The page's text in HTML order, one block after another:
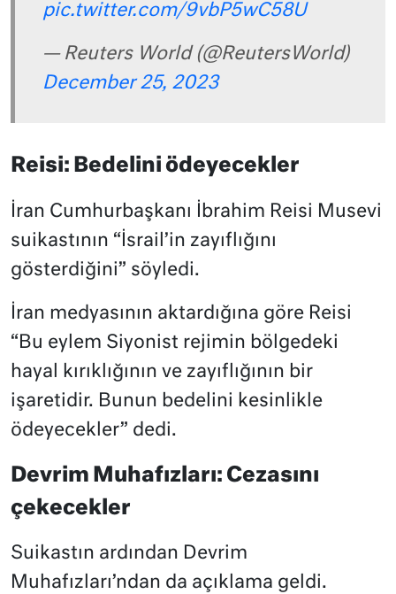
pic.twitter.com/9vbP5wC58U
— Reuters World (@ReutersWorld)
December 25, 2023
Reisi: Bedelini ödeyecekler
İran Cumhurbaşkanı İbrahim Reisi Musevi
suikastının “İsrail’in zayıflığını
gösterdiğini” söyledi.
İran medyasının aktardığına göre Reisi
“Bu eylem Siyonist rejimin bölgedeki
hayal kırıklığının ve zayıflığının bir
işaretidir. Bunun bedelini kesinlikle
ödeyecekler” dedi.
Devrim Muhafızları: Cezasını
çekecekler
Suikastın ardından Devrim
Muhafızları’ndan da açıklama geldi.